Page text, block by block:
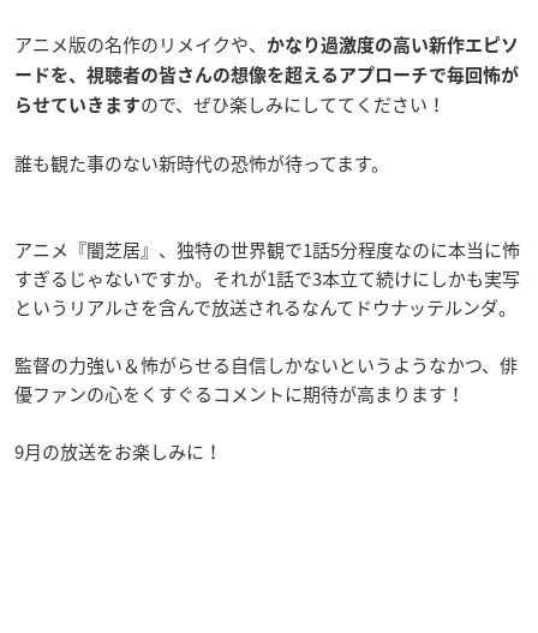
アニメ版の名作のリメイクや、
かなり過激度の高い新作エピソ
ードを、視聴者の皆さんの想像を超えるアプローチで毎回怖が
らせていきますので、ぜひ楽しみにしててください！
誰も観た事のない新時代の恐怖が待ってます。
アニメ『闇芝居』、独特の世界観で1話5分程度なのに本当に怖
すぎるじゃないですか。それが1話で3本立て続けにしかも実写
というリアルさを含んで放送されるなんてドウナッテルンダ。
監督の力強い＆怖がらせる自信しかないというようなかつ、俳
優ファンの心をくすぐるコメントに期待が高まります！
9月の放送をお楽しみに！